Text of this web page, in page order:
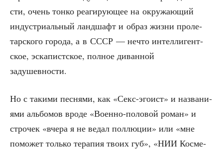
сти, очень тон­ко реа­ги­ру­ю­щее на окру­жа­ю­щий
инду­стри­аль­ный ланд­шафт и образ жиз­ни про­ле­
тар­ско­го горо­да, а в СССР — нечто интел­ли­гент­
ское, эска­пист­ское, пол­ное диван­ной
задушевности.
Но с таки­ми пес­ня­ми, как «Секс-эго­ист» и назва­ни­
я­ми аль­бо­мов вро­де «Воен­но-поло­вой роман» и
стро­чек «вче­ра я не ведал пол­лю­ции» или «мне
помо­жет толь­ко тера­пия тво­их губ», «НИИ Кос­ме­